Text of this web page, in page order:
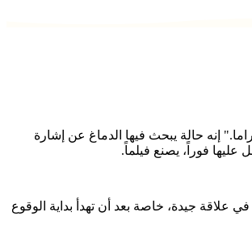
إنه حالة يبحث فيها الدماغ عن إشارة
عليها فوراً، يصنع فيلماً.
علاقة جيدة، خاصة بعد أن تهدأ بداية الوقوع